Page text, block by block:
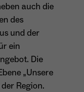
auch die
des
und der
ein
Die
„Unsere
Region.